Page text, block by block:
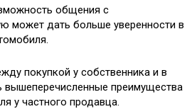
общения с
может дать больше уверенности в
покупкой у собственника и в
вышеперечисленные преимущества
у частного продавца.